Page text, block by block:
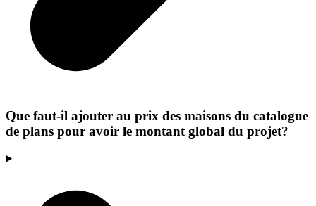
Que faut-il ajouter au prix des maisons du catalogue
de plans pour avoir le montant global du projet?